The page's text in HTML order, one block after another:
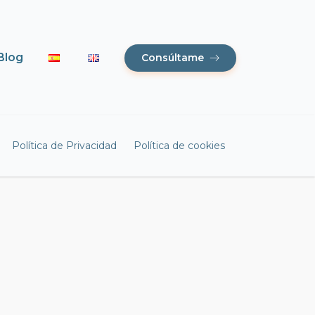
Consúltame
Política de Privacidad Política de cookies